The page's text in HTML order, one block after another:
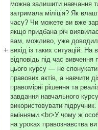
+
можна залишити навчання
затримала міліція? Як
часу? Чи можете ви вже
якщо придбана річ
вам, можливо, уже
вихід із таких ситуацій.
відповідь під час
цього курсу — не
правових актів, а навчити
правомірні рішення та
завдання навчального
використовувати
вміннями.<br>У чому ж
на уроках правознавства ви